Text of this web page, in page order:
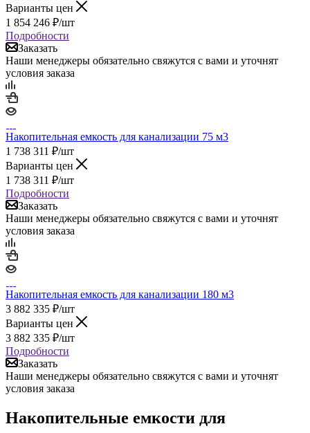
Варианты цен
1 854 246 ₽/шт
Подробности
Заказать
Наши менеджеры обязательно свяжутся с вами и уточнят
условия заказа
Накопительная емкость для канализации 75 м3
1 738 311 ₽/шт
Варианты цен
1 738 311 ₽/шт
Подробности
Заказать
Наши менеджеры обязательно свяжутся с вами и уточнят
условия заказа
Накопительная емкость для канализации 180 м3
3 882 335 ₽/шт
Варианты цен
3 882 335 ₽/шт
Подробности
Заказать
Наши менеджеры обязательно свяжутся с вами и уточнят
условия заказа
Накопительные емкости для